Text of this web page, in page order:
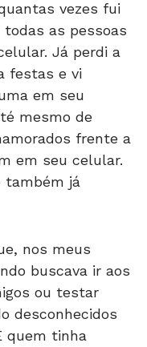
vezes fui
as pessoas
Já perdi a
festas e vi
em seu
mesmo de
frente a
em seu celular.
também já
nos meus
buscava ir aos
ou testar
desconhecidos
quem tinha